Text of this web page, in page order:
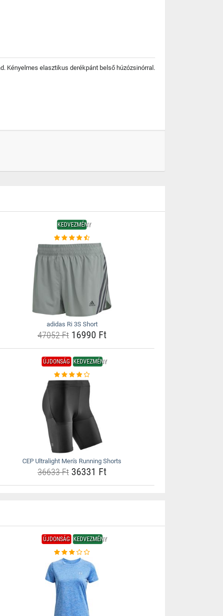
Kényelmes elasztikus derékpánt belső húzózsinórral.
KEDVEZMÉNY
adidas Ri 3S Short
47052 Ft16990 Ft
ÚJDONSÁG KEDVEZMÉNY
CEP Ultralight Men's Running Shorts
36633 Ft36331 Ft
ÚJDONSÁG KEDVEZMÉNY